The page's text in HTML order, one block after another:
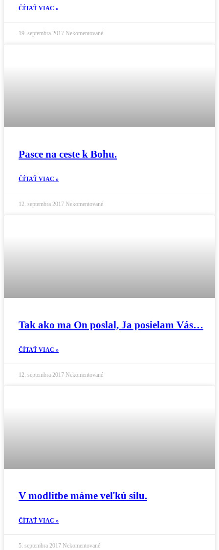
ČÍTAŤ VIAC »
19. septembra 2017 Nekomentované
Pasce na ceste k Bohu.
ČÍTAŤ VIAC »
12. septembra 2017 Nekomentované
Tak ako ma On poslal, Ja posielam Vás…
ČÍTAŤ VIAC »
12. septembra 2017 Nekomentované
V modlitbe máme veľkú silu.
ČÍTAŤ VIAC »
5. septembra 2017 Nekomentované